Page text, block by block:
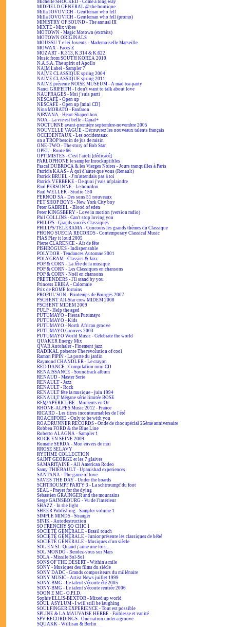
Michelle SHOCKED - Come a long way
MIDFIELD GENERAL @ the boutique
Milla JOVOVICH - Gentleman who fell
Milla JOVOVICH - Gentleman who fell (promo)
MINISTRY OF SOUND - The annual III
MIXTE - Mix vibes
MOTOWN - Magic Motown (extraits)
MOTOWN ORIGINALS
MOUSSU T e lei Jovents - Mademoiselle Marseille
MOWAX - Faces Z
MOZART - K.313, K.314 & K.622
Music from SOUTH KOREA 2010
N.A.S.A. The spirit of Apollo
NAIM Label - Sampler 7
NAÏVE CLASSIQUE spring 2004
NAÏVE CLASSIQUE spring 2011
NAÏVE présente NOISE MUSEUM - A mad tea-party
Nanci GRIFFITH - I don't want to talk about love
NAUFRAGÉS - Moi j'suis parti
NESCAFÉ - Open up
NESCAFÉ - Open up [mini CD]
Nina MORATO - Fanfaron
NIRVANA - Heart-Shaped box
NOA - La vie est belle - Canal+
NOCTURNE avant-première septembre-novembre 2005
NOUVELLE VAGUE - Découvrez les nouveaux talents français
OCCIDENTAUX - Les occidentaux
on a TROP besoin de jus de raisin
ONE-TWO - The story of Bob Star
OPEL - Route 66
OPTIMISTES - C'est l'aïoli [dédicacé]
PARLOPHONE le sampler Inrockuptibles
Pascal DUBROCA & les Vierges Noires - Jours tranquilles à Paris
Patricia KAAS - À qui d'autre que vous (Renault)
Patrick BRUEL - J'm'attendais pas à toi
Patrick VERBEKE - De quoi j'vais m'plaindre
Paul PERSONNE - Le bourdon
Paul WELLER - Studio 150
PERNOD SA - Des sons 51 nouveaux
PET SHOP BOYS - New York City boy
Peter GABRIEL - Blood of eden
Peter KINGSBERY - Love in motion (version radio)
Phil COLLINS - Can't stop loving you
PHILIPS - Grands succès Classiques
PHILIPS/TÉLÉRAMA - Concours les grands thèmes du Classique
PHONO SUECIA RECORDS - Contemporary Classical Music
PIAS Play it loud 2005
Pierre CLARENCE - Air de fête
PISHROGUES - Indispensable
POLYDOR - Tendances Automne 2001
POLYGRAM - Classics & Jazz
POP & CORN - La fête de la musique
POP & CORN - Les Classiques en chansons
POP & CORN - Noël en chansons
PRETENDERS - I'll stand by you
Princess ERIKA - Calomnie
Prix de ROME lorrains
PROPUL'SON - Printemps de Bourges 2007
PSCHENT All-Star crew MIDEM 2008
PSCHENT MIDEM 2009
PULP - Help the aged
PUTUMAYO - Fiesta Putumayo
PUTUMAYO - Kids
PUTUMAYO - North African groove
PUTUMAYO Grooves 2003
PUTUMAYO World Music - Celebrate the world
QUAKER Energy Mix
QVAR Autohaler - Finement jazz
RADIKAL présente The revolution of cool
Ramon PIPIN - La porte du jardin
Raymond CHANDLER - Le crayon
RED DANCE - Compilation mini CD
RENAISSANCE - Soundtrack album
RENAUD - Master Serie
RENAULT - Jazz
RENAULT - Rock
RENAULT fête la musique - juin 1994
RENAULT Mégane série limitée BOSE
RFM/APÉRICUBE - Moments en Or
RHÔNE-ALPES Music 2012 - France
RICARD - Les titres incontournables de l'été
ROACHFORD - Only to be with you
ROADRUNNER RECORDS - Onde de choc spécial 25ème anniversaire
Robben FORD & the Blue Line
Roberto ALAGNA - Sampler 1
ROCK EN SEINE 2009
Romane SERDA - Mon envers de moi
RROSE SELAVY
RYTHME COLLECTION
SAINT GEORGE et les 7 glaives
SAMARITAINE - All American Rodeo
Samy THIÉBAULT - Upanishad experiences
SANTANA - The game of love
SAVES THE DAY - Under the boards
SCHTROUMPF PARTY 3 - La schtroumpf du foot
SEAL - Prayer for the dying
Sebastien GRAINGER and the mountains
Serge GAINSBOURG - Vu de l'intérieur
SHAZZ - In the light
SHEER Publishing - Sampler volume 1
SIMPLE MINDS - Stranger
SINIK - Autodestruction
SO FRENCHY SO CHIC 1
SOCIÉTÉ GÉNÉRALE - Brasil touch
SOCIÉTÉ GÉNÉRALE - Junior présente les classiques de bébé
SOCIÉTÉ GÉNÉRALE - Musiques d'un siècle
SOL EN SI - Quand j'aime une fois...
SOL MONDO - Rendez-vous sur Mars
SOLA - Missile Sol-Sol
SONS OF THE DESERT - Within a mile
SONY - Musiques des films du siècle
SONY DADC - Grands compositeurs du millénaire
SONY MUSIC - Artist News juillet 1999
SONY-BMG - Le talent s'écoute été 2005
SONY-BMG - Le talent s'écoute rentrée 2006
SOON E MC - O.P.I.D.
Sophie ELLIS-BEXTOR - Mixed up world
SOUL ASYLUM - I will still be laughing
SOULFINGER EXPERIENCE - Tout est possible
SPLINE & LA MAUVAISE HERBE - Faiblesse et vanité
SPV RECORDINGS - One nation under a groove
SQUAKK - Willisau & Berlin